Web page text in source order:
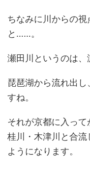
ちなみに川からの
と……。
瀬田川というのは、
琵琶湖から流れ出
すね。
それが京都に入っ
桂川・木津川と合
ようになります。